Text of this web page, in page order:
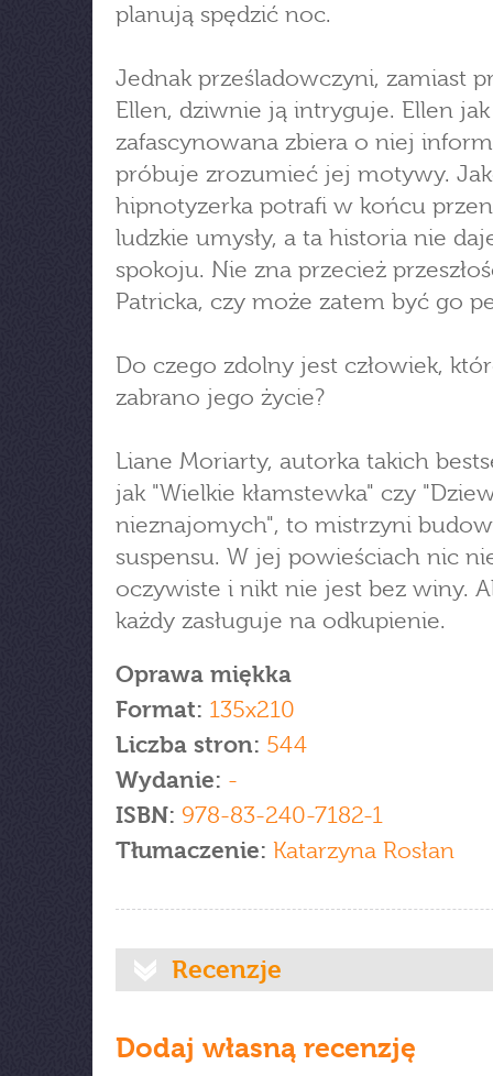
planują spędzić noc.
Jednak prześladowczyni, zamiast
Ellen, dziwnie ją intryguje. Ellen jak
zafascynowana zbiera o niej
próbuje zrozumieć jej motywy.
hipnotyzerka potrafi w końcu
ludzkie umysły, a ta historia nie
spokoju. Nie zna przecież
Patricka, czy może zatem być go
Do czego zdolny jest człowiek,
zabrano jego życie?
Liane Moriarty, autorka takich
jak "Wielkie kłamstewka" czy
nieznajomych", to mistrzyni
suspensu. W jej powieściach nic
oczywiste i nikt nie jest bez winy.
każdy zasługuje na odkupienie.
Oprawa miękka
Format: 135x210
Liczba stron: 544
Wydanie: -
ISBN: 978-83-240-7182-1
Tłumaczenie: Katarzyna Rosłan
Recenzje
Dodaj własną recenzję